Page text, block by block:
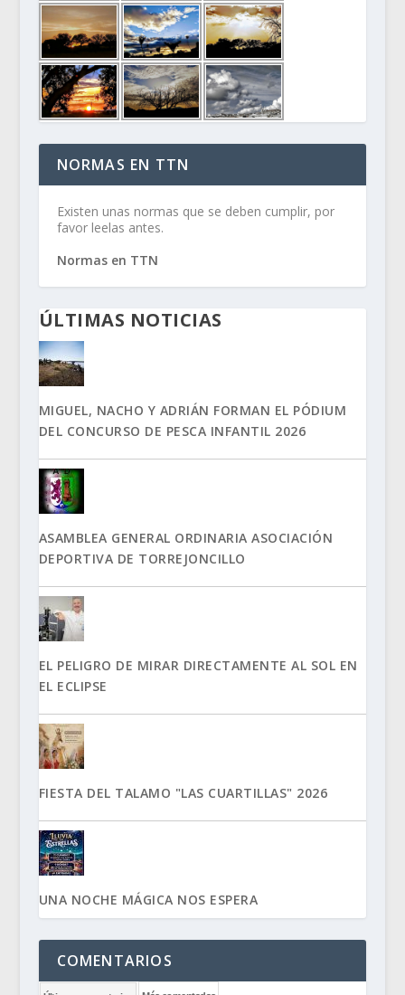
NORMAS EN TTN
Existen unas normas que se deben cumplir, por
favor leelas antes.
Normas en TTN
ÚLTIMAS NOTICIAS
MIGUEL, NACHO Y ADRIÁN FORMAN EL PÓDIUM
DEL CONCURSO DE PESCA INFANTIL 2026
ASAMBLEA GENERAL ORDINARIA ASOCIACIÓN
DEPORTIVA DE TORREJONCILLO
EL PELIGRO DE MIRAR DIRECTAMENTE AL SOL EN
EL ECLIPSE
FIESTA DEL TALAMO "LAS CUARTILLAS" 2026
UNA NOCHE MÁGICA NOS ESPERA
COMENTARIOS